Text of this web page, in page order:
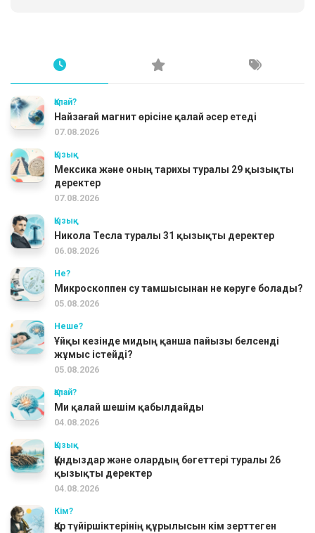
Қалай?
Найзағай магнит өрісіне қалай әсер етеді
07.08.2026
Қызық
Мексика және оның тарихы туралы 29 қызықты
деректер
07.08.2026
Қызық
Никола Тесла туралы 31 қызықты деректер
06.08.2026
Не?
Микроскоппен су тамшысынан не көруге болады?
05.08.2026
Неше?
Ұйқы кезінде мидың қанша пайызы белсенді
жұмыс істейді?
05.08.2026
Қалай?
Ми қалай шешім қабылдайды
04.08.2026
Қызық
Құндыздар және олардың бөгеттері туралы 26
қызықты деректер
04.08.2026
Кім?
Қар түйіршіктерінің құрылысын кім зерттеген